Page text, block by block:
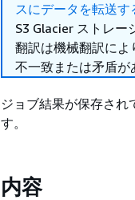
スにデータを転送す
S3 Glacier ストレー
翻訳は機械翻訳によ
不一致または矛盾が
ジョブ結果が保存され
す。
内容